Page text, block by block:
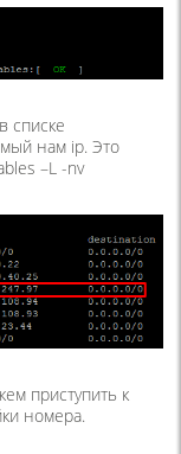
списке
нам ip. Это
–L -nv
приступить к
номера.